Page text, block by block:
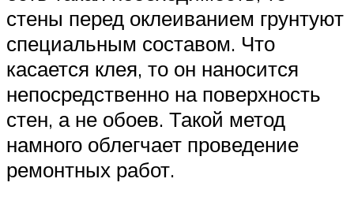
стены перед оклеиванием грунтуют
специальным составом. Что
касается клея, то он наносится
непосредственно на поверхность
стен, а не обоев. Такой метод
намного облегчает проведение
ремонтных работ.